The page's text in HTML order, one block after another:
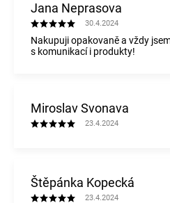
Jana Neprasova
30.4.2024
Nakupuji opakovaně a vždy
s komunikací i produkty!
Miroslav Svonava
23.4.2024
Štěpánka Kopecká
23.4.2024